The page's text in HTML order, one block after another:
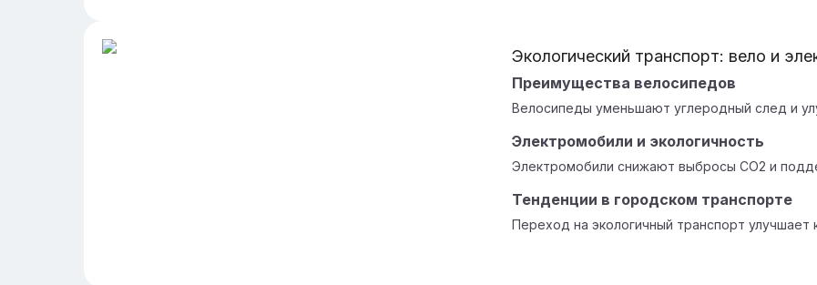
Экологический транспорт: вело и
Преимущества велосипедов
Велосипеды уменьшают углеродный след и
Электромобили и экологичность
Электромобили снижают выбросы СО2 и
Тенденции в городском транспорте
Переход на экологичный транспорт улучшает